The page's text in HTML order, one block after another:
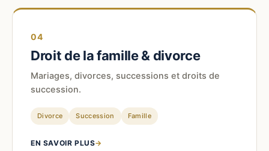
04
Droit de la famille & divorce
Mariages, divorces, successions et droits de
succession.
Divorce Succession Famille
EN SAVOIR PLUS→